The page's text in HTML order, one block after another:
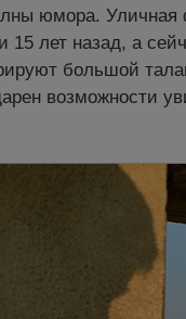
юмора. Уличная
15 лет назад, а
большой
возможности